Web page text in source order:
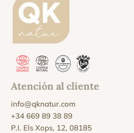
Atención al cliente
info@qknatur.com
+34 669 89 38 89
P.I. Els Xops, 12, 08185